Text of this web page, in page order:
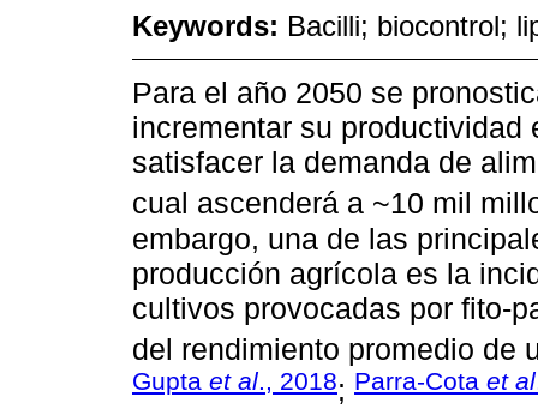
Keywords: Bacilli; biocontrol;
Para el año 2050 se
incrementar su productividad
satisfacer la demanda de
cual ascenderá a ~10 mil
embargo, una de las
producción agrícola es la
cultivos provocadas por fito-
del rendimiento promedio de
Gupta et al., 2018; Parra-Cota et al